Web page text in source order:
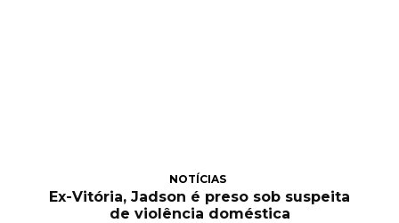
NOTÍCIAS
Ex-Vitória, Jadson é preso sob suspeita
de violência doméstica